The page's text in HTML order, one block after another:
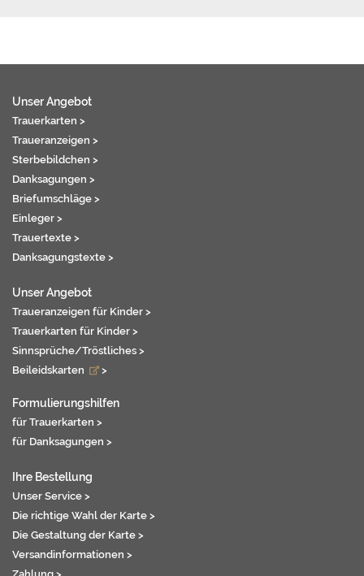
Unser Angebot
Trauerkarten >
Traueranzeigen >
Sterbebildchen >
Danksagungen >
Briefumschläge >
Einleger >
Trauertexte >
Danksagungstexte >
Unser Angebot
Traueranzeigen für Kinder >
Trauerkarten für Kinder >
Sinnsprüche/Tröstliches >
Beileidskarten
>
Formulierungshilfen
für Trauerkarten >
für Danksagungen >
Ihre Bestellung
Unser Service >
Die richtige Wahl der Karte >
Die Gestaltung der Karte >
Versandinformationen >